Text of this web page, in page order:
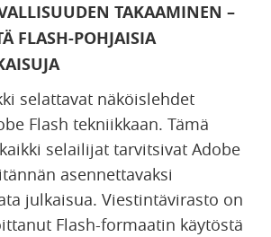
TAKAAMINEN –
FLASH-POHJAISIA
selattavat näköislehdet
Flash tekniikkaan. Tämä
selailijat tarvitsivat Adobe
asennettavaksi
julkaisua. Viestintävirasto on
Flash-formaatin käytöstä